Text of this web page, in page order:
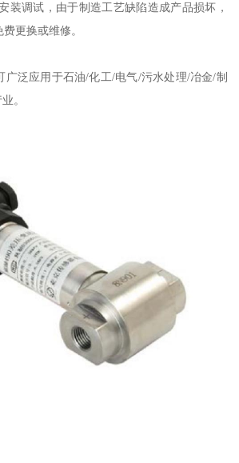
装调试，由于制造工艺缺陷造成产品损坏，
更换或维修。
广泛应用于石油/化工/电气/污水处理/冶金/制
。